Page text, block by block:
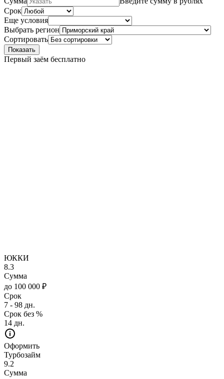
Срок
Еще условия
Выбрать регион
Сортировать
Показать
Первый заём бесплатно
ЮККИ
8.3
Сумма
до 100 000 ₽
Срок
7 - 98 дн.
Срок без %
14 дн.
Оформить
Турбозайм
9.2
Сумма